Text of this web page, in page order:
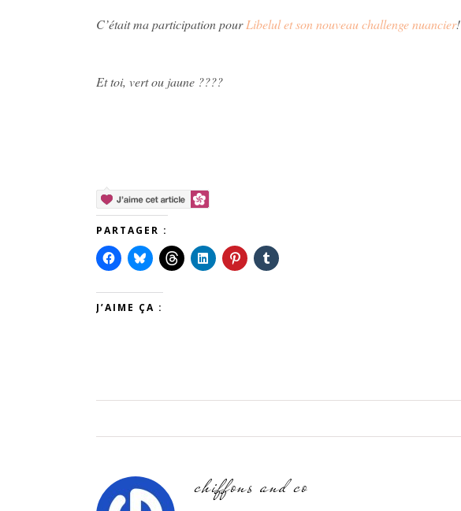
C’était ma participation pourLibelul et son nouveau challenge nuancier!
Et toi, vert ou jaune ????
PARTAGER :
J’AIME ÇA :
chiffons and co